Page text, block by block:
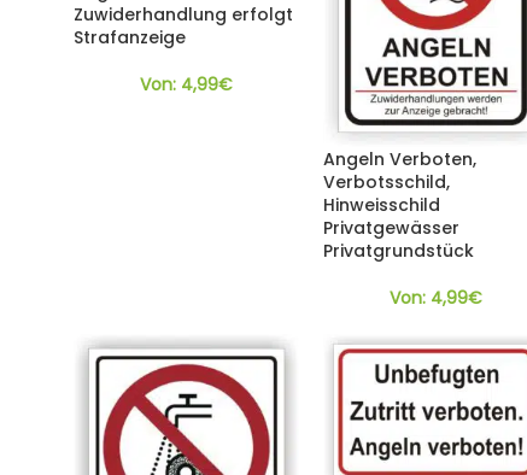
Zuwiderhandlung erfolgt
Strafanzeige
Von: 4,99€
Angeln Verboten,
Verbotsschild,
Hinweisschild
Privatgewässer
Privatgrundstück
Von: 4,99€